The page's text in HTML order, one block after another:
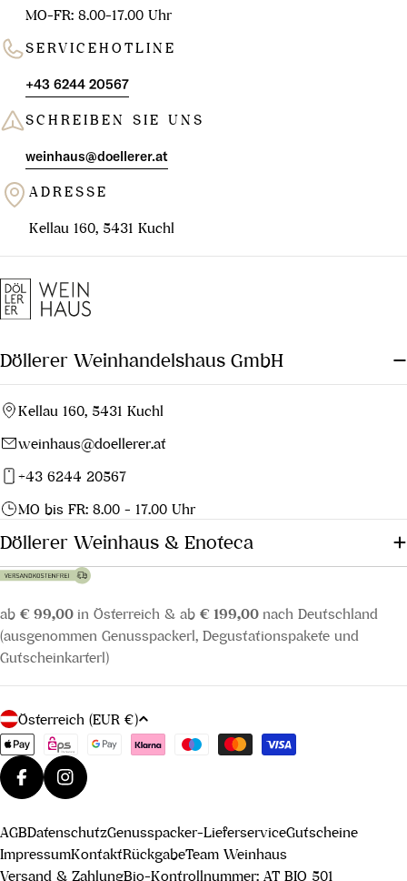
MO-FR: 8.00-17.00 Uhr
SERVICEHOTLINE
+43 6244 20567
SCHREIBEN SIE UNS
weinhaus@doellerer.at
ADRESSE
Kellau 160, 5431 Kuchl
Döllerer Weinhandelshaus GmbH
Kellau 160, 5431 Kuchl
weinhaus@doellerer.at
+43 6244 20567
MO bis FR: 8.00 - 17.00 Uhr
Döllerer Weinhaus & Enoteca
ab € 99,00 in Österreich & ab € 199,00 nach Deutschland
(ausgenommen Genusspackerl, Degustationspakete und
Gutscheinkarterl)
L
a
n
d
R
e
Österreich (EUR €)
Zahlungsmethoden
FacebookInstagram
AGBDatenschutzGenusspacker-LieferserviceGutscheine
ImpressumKontaktRückgabeTeam Weinhaus
Versand & ZahlungBio-Kontrollnummer: AT BIO 501